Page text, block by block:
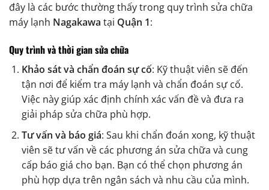
đây là các bước thường thấy trong quy trình sửa chữa
máy lạnh Nagakawa tại Quận 1:
Quy trình và thời gian sửa chữa
Khảo sát và chẩn đoán sự cố: Kỹ thuật viên sẽ đến
tận nơi để kiểm tra máy lạnh và chẩn đoán sự cố.
Việc này giúp xác định chính xác vấn đề và đưa ra
giải pháp sửa chữa phù hợp.
Tư vấn và báo giá: Sau khi chẩn đoán xong, kỹ thuật
viên sẽ tư vấn về các phương án sửa chữa và cung
cấp báo giá cho bạn. Bạn có thể chọn phương án
phù hợp dựa trên ngân sách và nhu cầu của mình.